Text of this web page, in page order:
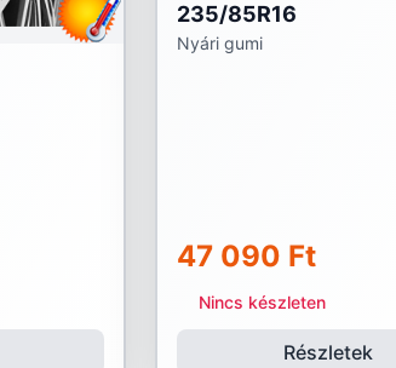
235/85R16
Nyári gumi
47 090 Ft
Nincs készleten
Részletek